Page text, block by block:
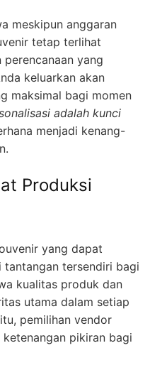
meskipun anggaran
tetap terlihat
perencanaan yang
keluarkan akan
maksimal bagi momen
adalah kunci
menjadi kenang-
Produksi
yang dapat
tantangan tersendiri bagi
kualitas produk dan
utama dalam setiap
pemilihan vendor
pikiran bagi